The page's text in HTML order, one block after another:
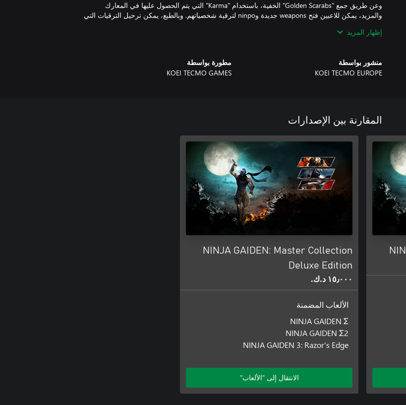
وعن طريق جمع "Golden Scarabs" الخفية، باستخدام "Karma" التي يتم الحصول عليها في المعارك
والمزيد، يمكن للاعبين فتح weapons جديدة وninpo لترقية شخصياتهم. وبالطبع، يمكن ترحيل الترقيات التي
إظهار المزيد
منشور بواسطة
KOEI TECMO EUROPE
مطورة بواسطة
KOEI TECMO GAMES
المقارنة بين الإصدارات
NINJA GAIDEN: Master Collection
Deluxe Edition
١٥٫٠٠٠ د.ك.‏
الألعاب المضمنة
NINJA GAIDEN Σ
NINJA GAIDEN Σ2
NINJA GAIDEN 3: Razor's Edge
الانتقال إلى "الألعاب"